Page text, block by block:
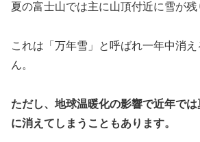
夏の富士山では主に山頂付近に雪が残
これは「万年雪」と呼ばれ一年中消
ん。
ただし、地球温暖化の影響で近年で
に消えてしまうこともあります。